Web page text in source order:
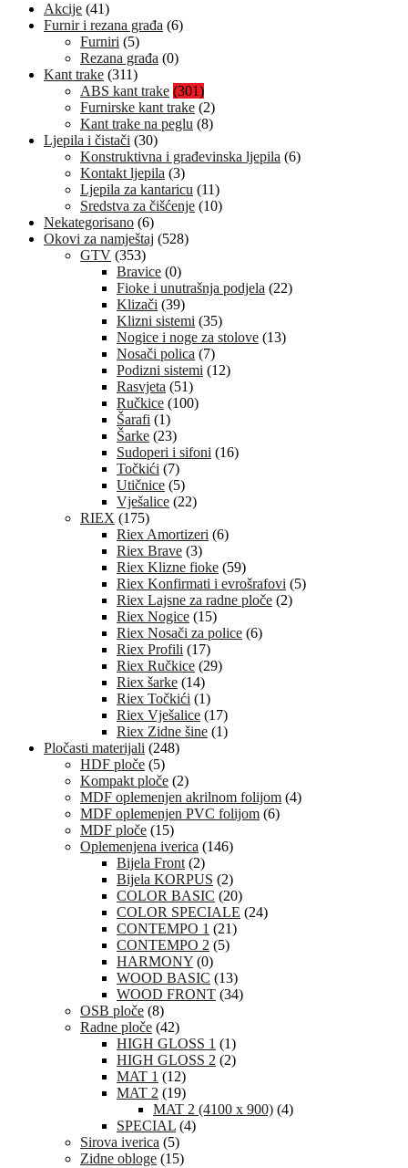
Akcije (41)
Furnir i rezana građa (6)
Furniri (5)
Rezana građa (0)
Kant trake (311)
ABS kant trake (301)
Furnirske kant trake (2)
Kant trake na peglu (8)
Ljepila i čistači (30)
Konstruktivna i građevinska ljepila (6)
Kontakt ljepila (3)
Ljepila za kantaricu (11)
Sredstva za čišćenje (10)
Nekategorisano (6)
Okovi za namještaj (528)
GTV (353)
Bravice (0)
Fioke i unutrašnja podjela (22)
Klizači (39)
Klizni sistemi (35)
Nogice i noge za stolove (13)
Nosači polica (7)
Podizni sistemi (12)
Rasvjeta (51)
Ručkice (100)
Šarafi (1)
Šarke (23)
Sudoperi i sifoni (16)
Točkići (7)
Utičnice (5)
Vješalice (22)
RIEX (175)
Riex Amortizeri (6)
Riex Brave (3)
Riex Klizne fioke (59)
Riex Konfirmati i evrošrafovi (5)
Riex Lajsne za radne ploče (2)
Riex Nogice (15)
Riex Nosači za police (6)
Riex Profili (17)
Riex Ručkice (29)
Riex šarke (14)
Riex Točkići (1)
Riex Vješalice (17)
Riex Zidne šine (1)
Pločasti materijali (248)
HDF ploče (5)
Kompakt ploče (2)
MDF oplemenjen akrilnom folijom (4)
MDF oplemenjen PVC folijom (6)
MDF ploče (15)
Oplemenjena iverica (146)
Bijela Front (2)
Bijela KORPUS (2)
COLOR BASIC (20)
COLOR SPECIALE (24)
CONTEMPO 1 (21)
CONTEMPO 2 (5)
HARMONY (0)
WOOD BASIC (13)
WOOD FRONT (34)
OSB ploče (8)
Radne ploče (42)
HIGH GLOSS 1 (1)
HIGH GLOSS 2 (2)
MAT 1 (12)
MAT 2 (19)
MAT 2 (4100 x 900) (4)
SPECIAL (4)
Sirova iverica (5)
Zidne obloge (15)